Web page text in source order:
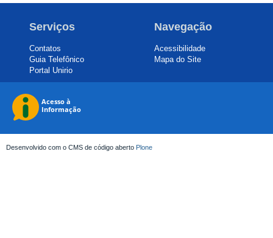
Serviços
Contatos
Guia Telefônico
Portal Unirio
Navegação
Acessibilidade
Mapa do Site
Desenvolvido com o CMS de código aberto Plone